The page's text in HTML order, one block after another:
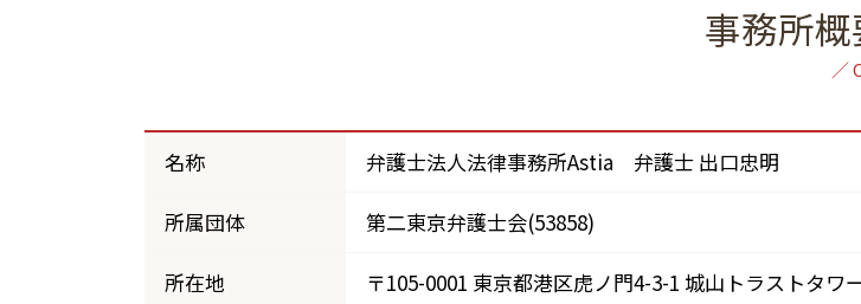
事務所概
名称 弁護士法人法律事務所Astia 弁護士 出口忠明
所属団体 第二東京弁護士会(53858)
所在地 〒105-0001 東京都港区虎ノ門4-3-1 城山トラストタワ